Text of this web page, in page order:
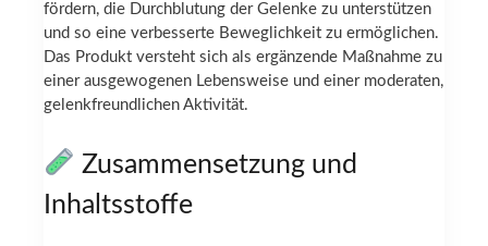
fördern, die Durchblutung der Gelenke zu unterstützen
und so eine verbesserte Beweglichkeit zu ermöglichen.
Das Produkt versteht sich als ergänzende Maßnahme zu
einer ausgewogenen Lebensweise und einer moderaten,
gelenkfreundlichen Aktivität.
Zusammensetzung und
Inhaltsstoffe